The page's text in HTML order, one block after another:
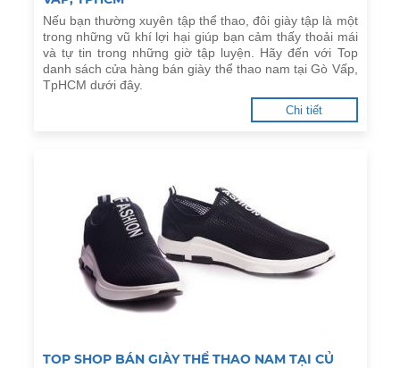
Nếu bạn thường xuyên tập thể thao, đôi giày tập là một
trong những vũ khí lợi hại giúp bạn cảm thấy thoải mái
và tự tin trong những giờ tập luyện. Hãy đến với Top
danh sách cửa hàng bán giày thể thao nam tại Gò Vấp,
TpHCM dưới đây.
Chi tiết
TOP SHOP BÁN GIÀY THỂ THAO NAM TẠI CỦ